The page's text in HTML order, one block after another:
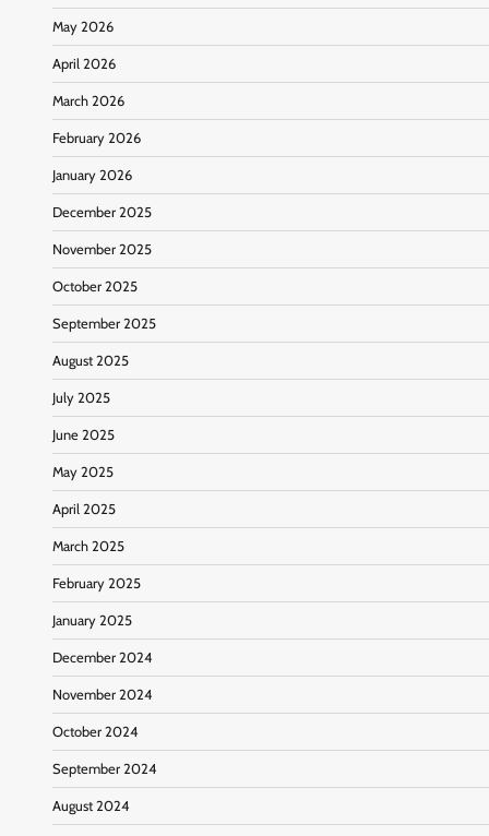
May 2026
April 2026
March 2026
February 2026
January 2026
December 2025
November 2025
October 2025
September 2025
August 2025
July 2025
June 2025
May 2025
April 2025
March 2025
February 2025
January 2025
December 2024
November 2024
October 2024
September 2024
August 2024